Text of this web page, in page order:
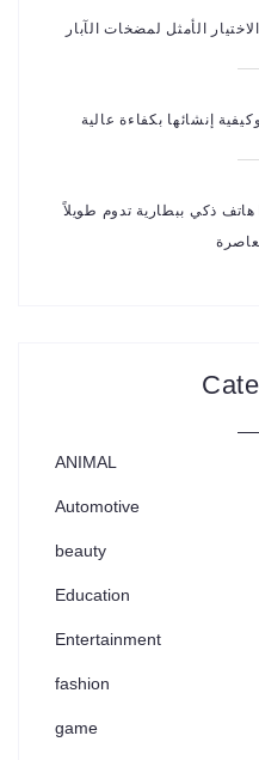
الأمثل لمضخات الآبار
إنشائها بكفاءة عالية
هاتف ذكي ببطارية تدوم طويلاً huawei – الخيار المثالي لتجربة
ANIMAL
Automotive
beauty
Education
Entertainment
fashion
game